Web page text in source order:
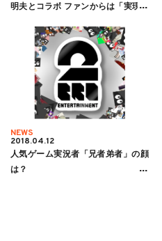
明夫とコラボ ファンからは「実現不
NEWS
2018.04.12
人気ゲーム実況者「兄者弟者」の顔
は？